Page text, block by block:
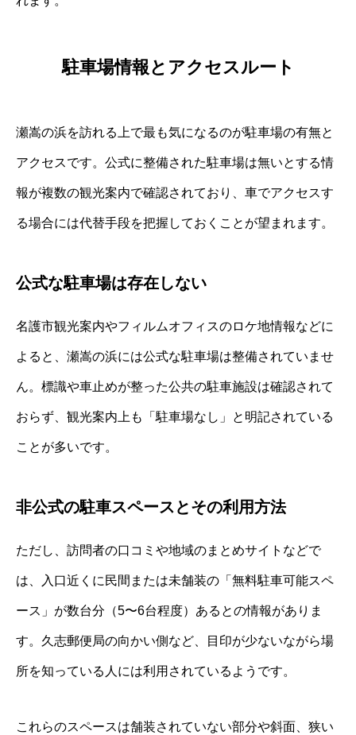
駐車場情報とアクセスルート
瀬嵩の浜を訪れる上で最も気になるのが駐車場の有無と
アクセスです。公式に整備された駐車場は無いとする情
報が複数の観光案内で確認されており、車でアクセスす
る場合には代替手段を把握しておくことが望まれます。
公式な駐車場は存在しない
名護市観光案内やフィルムオフィスのロケ地情報などに
よると、瀬嵩の浜には公式な駐車場は整備されていませ
ん。標識や車止めが整った公共の駐車施設は確認されて
おらず、観光案内上も「駐車場なし」と明記されている
ことが多いです。
非公式の駐車スペースとその利用方法
ただし、訪問者の口コミや地域のまとめサイトなどで
は、入口近くに民間または未舗装の「無料駐車可能スペ
ース」が数台分（5〜6台程度）あるとの情報がありま
す。久志郵便局の向かい側など、目印が少ないながら場
所を知っている人には利用されているようです。
これらのスペースは舗装されていない部分や斜面、狭い